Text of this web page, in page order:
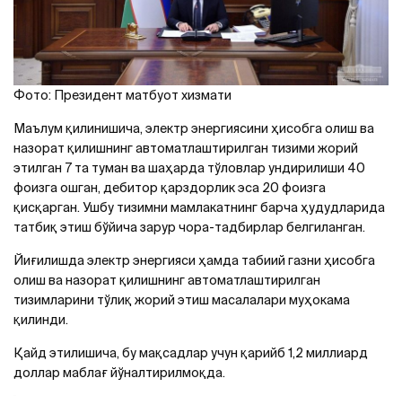
Фото: Президент матбуот хизмати
Маълум қилинишича, электр энергиясини ҳисобга олиш ва
назорат қилишнинг автоматлаштирилган тизими жорий
этилган 7 та туман ва шаҳарда тўловлар ундирилиши 40
фоизга ошган, дебитор қарздорлик эса 20 фоизга
қисқарган. Ушбу тизимни мамлакатнинг барча ҳудудларида
татбиқ этиш бўйича зарур чора-тадбирлар белгиланган.
Йиғилишда электр энергияси ҳамда табиий газни ҳисобга
олиш ва назорат қилишнинг автоматлаштирилган
тизимларини тўлиқ жорий этиш масалалари муҳокама
қилинди.
Қайд этилишича, бу мақсадлар учун қарийб 1,2 миллиард
доллар маблағ йўналтирилмоқда.